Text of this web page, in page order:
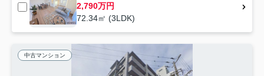
2,790万円
72.34㎡ (3LDK)
中古マンション